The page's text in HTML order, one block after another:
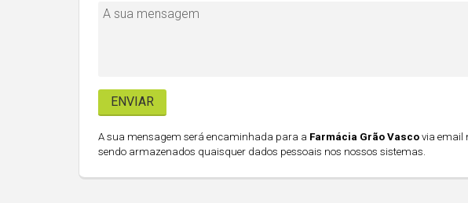
A sua mensagem será encaminhada para a Farmácia Grão Vasco via email
sendo armazenados quaisquer dados pessoais nos nossos sistemas.